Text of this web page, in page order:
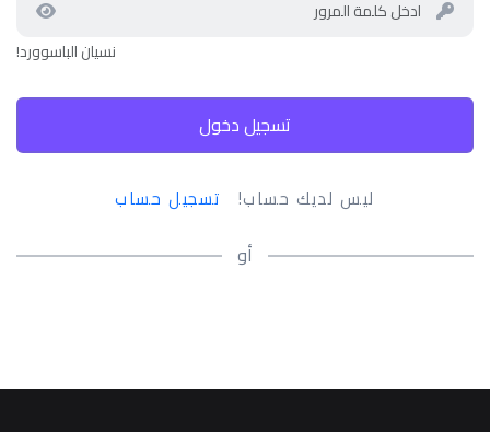
نسيان الباسوورد!
تسجيل دخول
ليس لديك حساب! تسجيل حساب
أو